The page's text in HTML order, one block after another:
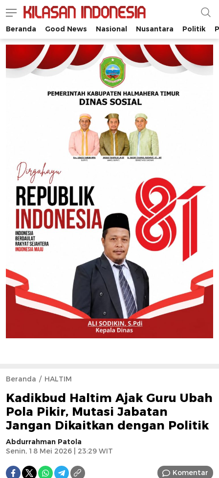
Kilasan Indonesia
Satu-satunya di Indonesia
Beranda Good News Nasional Nusantara Politik
Beranda HALTIM
Kadikbud Haltim Ajak Guru Ubah
Pola Pikir, Mutasi Jabatan
Jangan Dikaitkan dengan Politik
Abdurrahman Patola
Senin, 18 Mei 2026 | 23:29 WIT
Komentar